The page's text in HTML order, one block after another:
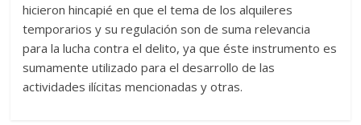
hicieron hincapié en que el tema de los alquileres
temporarios y su regulación son de suma relevancia
para la lucha contra el delito, ya que éste instrumento es
sumamente utilizado para el desarrollo de las
actividades ilícitas mencionadas y otras.